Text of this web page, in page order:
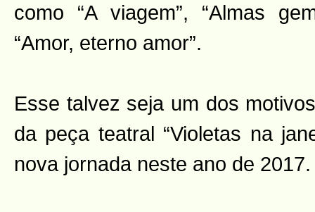
como “A viagem”, “Almas
“Amor, eterno amor”.
Esse talvez seja um dos
da peça teatral “Violetas na
nova jornada neste ano de 2017.